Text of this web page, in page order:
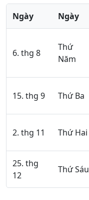
Ngày Ngày
6. thg 8
Thứ
Năm
15. thg 9 Thứ Ba
2. thg 11 Thứ Hai
25. thg
12
Thứ Sáu